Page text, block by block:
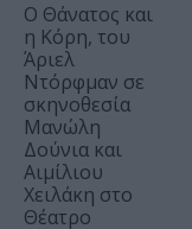
Ο Θάνατος και
η Κόρη, του
Άριελ
Ντόρφμαν σε
σκηνοθεσία
Μανώλη
Δούνια και
Αιμίλιου
Χειλάκη στο
Θέατρο